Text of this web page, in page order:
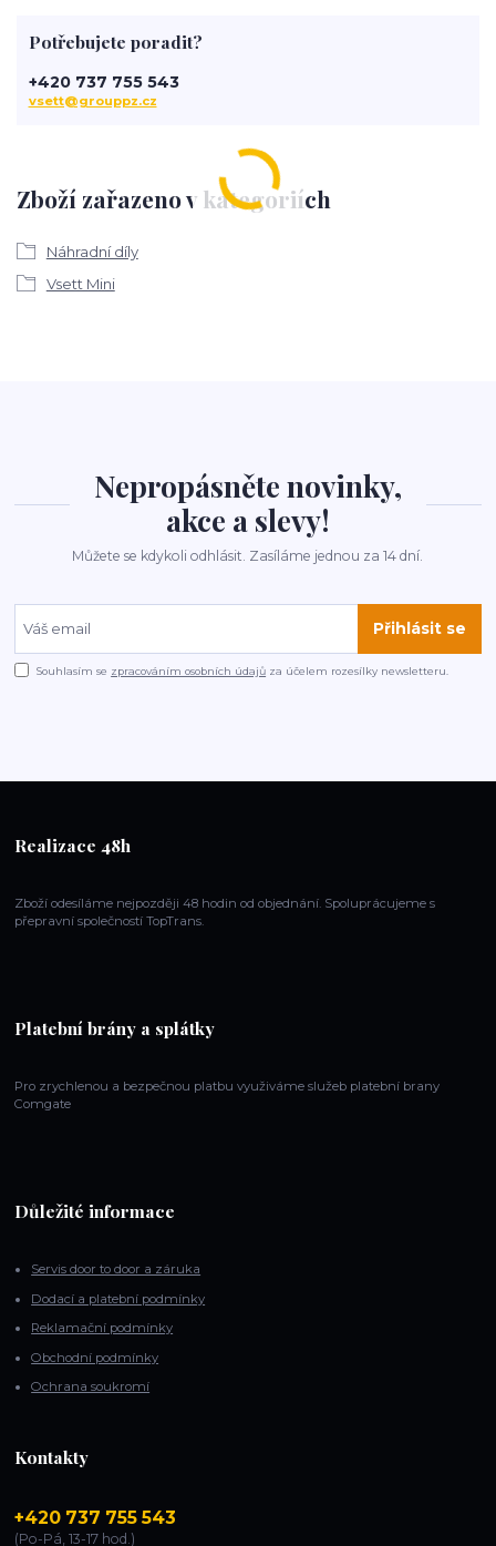
Zboží zařazeno v kategoriích
Náhradní díly
Vsett Mini
Potřebujete poradit?
+420 737 755 543
vsett@grouppz.cz
Nepropásněte novinky,
akce a slevy!
Můžete se kdykoli odhlásit. Zasíláme jednou za 14 dní.
Přihlásit se
Souhlasím se zpracováním osobních údajů za účelem rozesílky newsletteru.
Realizace 48h
Zboží odesíláme nejpozději 48 hodin od objednání. Spoluprácujeme s
přepravní společností TopTrans.
Platební brány a splátky
Pro zrychlenou a bezpečnou platbu využiváme služeb platební brany
Comgate
Důležité informace
Servis door to door a záruka
Dodací a platební podmínky
Reklamační podmínky
Obchodní podmínky
Ochrana soukromí
Kontakty
+420 737 755 543
(Po-Pá, 13-17 hod.)